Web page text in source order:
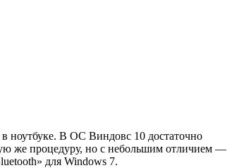
в ноутбуке. В ОС Виндовс 10 достаточно
же процедуру, но с небольшим отличием —
для Windows 7.